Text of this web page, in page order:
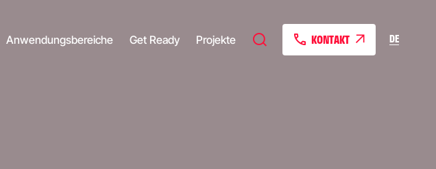
Anwendungsbereiche Get Ready Projekte KONTAKT DE